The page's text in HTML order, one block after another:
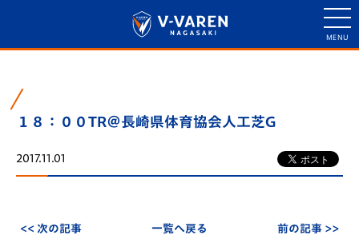
１８：００TR＠長崎県体育協会人工芝G
2017.11.01
<< 次の記事 一覧へ戻る 前の記事 >>